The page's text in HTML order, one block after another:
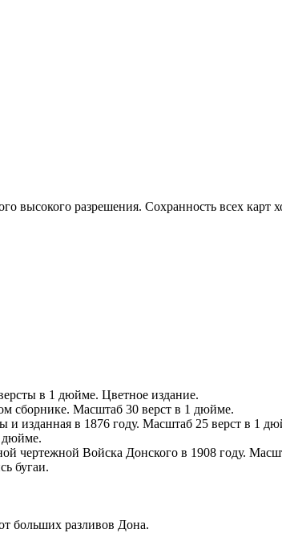
высокого разрешения. Сохранность всех
в 1 дюйме. Цветное издание.
сборнике. Масштаб 30 верст в 1 дюйме.
и изданная в 1876 году. Масштаб 25 верст в 1
дюйме.
чертежной Войска Донского в 1908 году.
бугаи.
больших разливов Дона.